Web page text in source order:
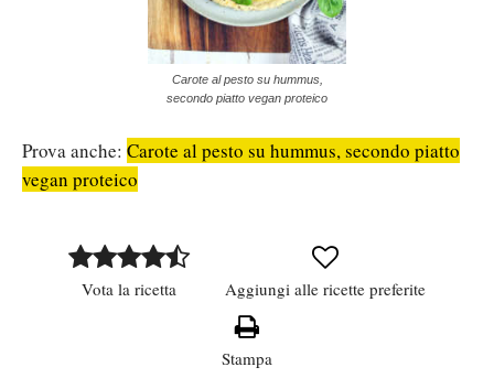
Carote al pesto su hummus,
secondo piatto vegan proteico
Prova anche: Carote al pesto su hummus, secondo piatto
vegan proteico
Vota la ricetta Aggiungi alle ricette preferite
Stampa